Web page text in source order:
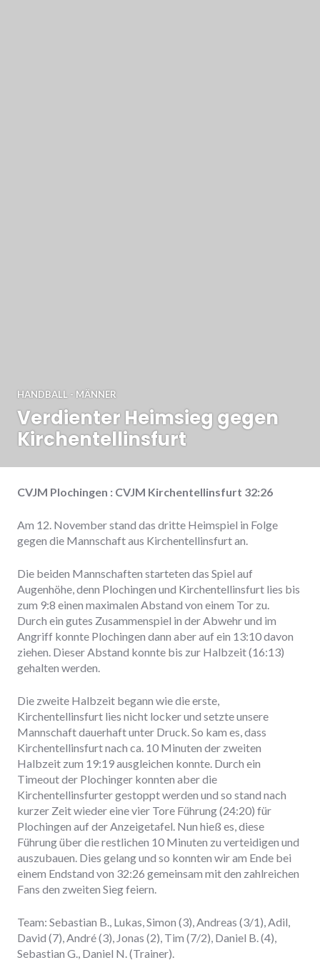
HANDBALL - MÄNNER
Verdienter Heimsieg gegen
Kirchentellinsfurt
CVJM Plochingen : CVJM Kirchentellinsfurt 32:26
Am 12. November stand das dritte Heimspiel in Folge
gegen die Mannschaft aus Kirchentellinsfurt an.
Die beiden Mannschaften starteten das Spiel auf
Augenhöhe, denn Plochingen und Kirchentellinsfurt lies bis
zum 9:8 einen maximalen Abstand von einem Tor zu.
Durch ein gutes Zusammenspiel in der Abwehr und im
Angriff konnte Plochingen dann aber auf ein 13:10 davon
ziehen. Dieser Abstand konnte bis zur Halbzeit (16:13)
gehalten werden.
Die zweite Halbzeit begann wie die erste,
Kirchentellinsfurt lies nicht locker und setzte unsere
Mannschaft dauerhaft unter Druck. So kam es, dass
Kirchentellinsfurt nach ca. 10 Minuten der zweiten
Halbzeit zum 19:19 ausgleichen konnte. Durch ein
Timeout der Plochinger konnten aber die
Kirchentellinsfurter gestoppt werden und so stand nach
kurzer Zeit wieder eine vier Tore Führung (24:20) für
Plochingen auf der Anzeigetafel. Nun hieß es, diese
Führung über die restlichen 10 Minuten zu verteidigen und
auszubauen. Dies gelang und so konnten wir am Ende bei
einem Endstand von 32:26 gemeinsam mit den zahlreichen
Fans den zweiten Sieg feiern.
Team: Sebastian B., Lukas, Simon (3), Andreas (3/1), Adil,
David (7), André (3), Jonas (2), Tim (7/2), Daniel B. (4),
Sebastian G., Daniel N. (Trainer).